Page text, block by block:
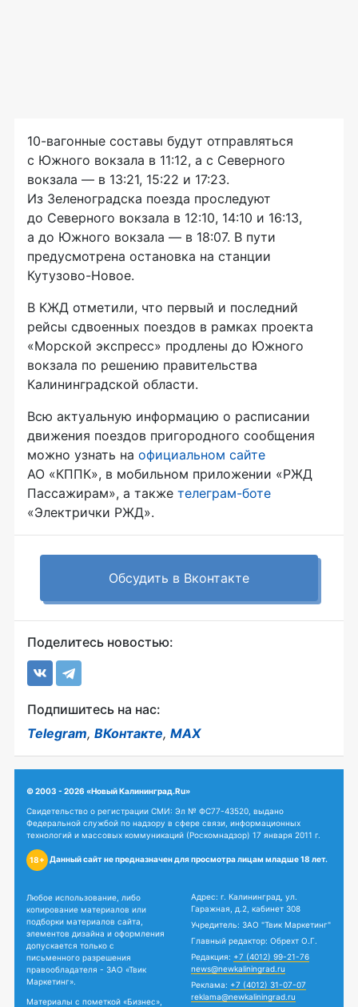
10-вагонные составы будут отправляться
с Южного вокзала в 11:12, а с Северного
вокзала — в 13:21, 15:22 и 17:23.
Из Зеленоградска поезда проследуют
до Северного вокзала в 12:10, 14:10 и 16:13,
а до Южного вокзала — в 18:07. В пути
предусмотрена остановка на станции
Кутузово-Новое.
В КЖД отметили, что первый и последний
рейсы сдвоенных поездов в рамках проекта
«Морской экспресс» продлены до Южного
вокзала по решению правительства
Калининградской области.
Всю актуальную информацию о расписании
движения поездов пригородного сообщения
можно узнать на официальном сайте
АО «КППК», в мобильном приложении «РЖД
Пассажирам», а также телеграм-боте
«Электрички РЖД».
Обсудить в Вконтакте
Поделитесь новостью:
Подпишитесь на нас:
Telegram, ВКонтакте, MAX
© 2003 - 2026 «Новый Калининград.Ru»
Свидетельство о регистрации СМИ: Эл № ФС77-43520, выдано
Федеральной службой по надзору в сфере связи, информационных
технологий и массовых коммуникаций (Роскомнадзор) 17 января 2011 г.
18+ Данный сайт не предназначен для просмотра лицам младше 18 лет.
Любое использование, либо
копирование материалов или
подборки материалов сайта,
элементов дизайна и оформления
допускается только с
письменного разрешения
правообладателя - ЗАО «Твик
Маркетинг».
Материалы с пометкой «Бизнес»,
Адрес: г. Калининград, ул.
Гаражная, д.2, кабинет 308
Учредитель: ЗАО "Твик Маркетинг"
Главный редактор: Обрехт О.Г.
Редакция: +7 (4012) 99-21-76
news@newkaliningrad.ru
Реклама: +7 (4012) 31-07-07
reklama@newkaliningrad.ru